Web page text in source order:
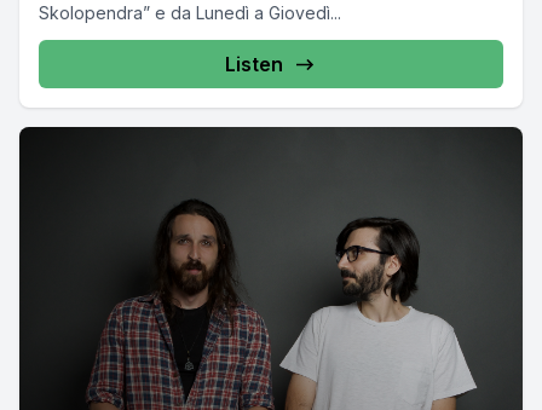
Skolopendra” e da Lunedì a Giovedì...
Listen